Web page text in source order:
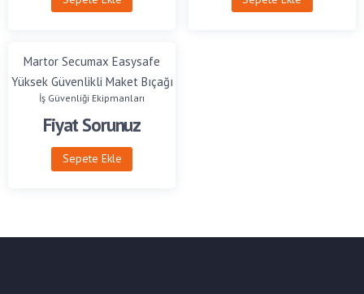
Martor Secumax Easysafe
Yüksek Güvenlikli Maket Bıçağı
Falçata
İş Güvenliği Ekipmanları
Fiyat Sorunuz
Sepete Ekle